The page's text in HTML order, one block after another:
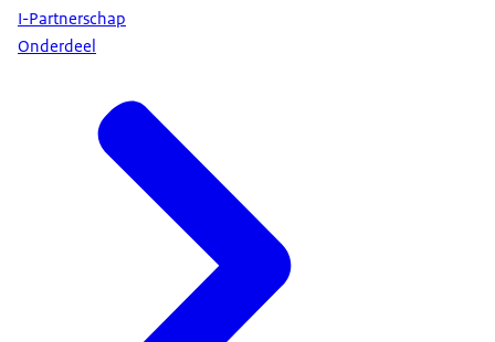
I-Partnerschap
Onderdeel